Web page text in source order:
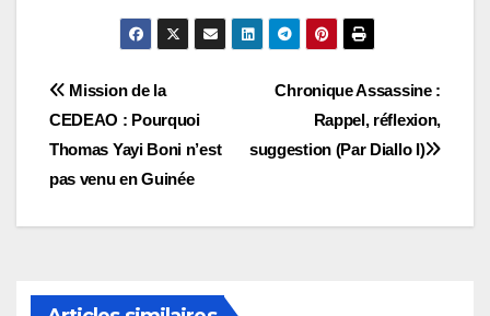
Navigation
de
l’article
Chronique Assassine :
Rappel, réflexion,
suggestion (Par Diallo I)
Mission de la
CEDEAO : Pourquoi
Thomas Yayi Boni n’est
pas venu en Guinée